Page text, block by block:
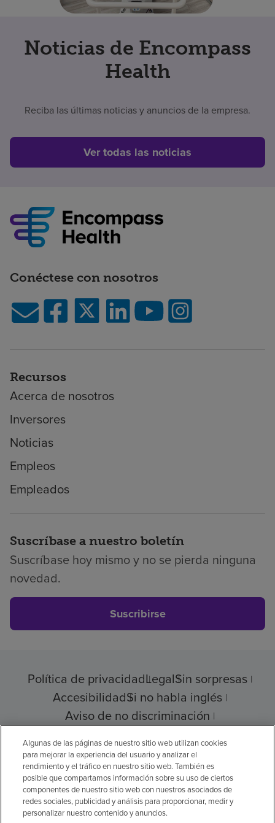
Noticias de Encompass
Health
Reciba las últimas noticias y anuncios de la empresa.
Ver todas las noticias
Conéctese con nosotros
Recursos
Acerca de nosotros
Inversores
Noticias
Empleos
Empleados
Suscríbase a nuestro boletín
Suscríbase hoy mismo y no se pierda ninguna
novedad.
Suscribirse
Política de privacidadLegalSin sorpresas
AccesibilidadSi no habla inglés
Aviso de no discriminación
© 2026 Encompass Health Corporation
Preferencias de cookies
Algunas de las páginas de nuestro sitio web utilizan cookies
para mejorar la experiencia del usuario y analizar el
rendimiento y el tráfico en nuestro sitio web. También es
posible que compartamos información sobre su uso de ciertos
componentes de nuestro sitio web con nuestros asociados de
redes sociales, publicidad y análisis para proporcionar, medir y
personalizar nuestro contenido y anuncios.